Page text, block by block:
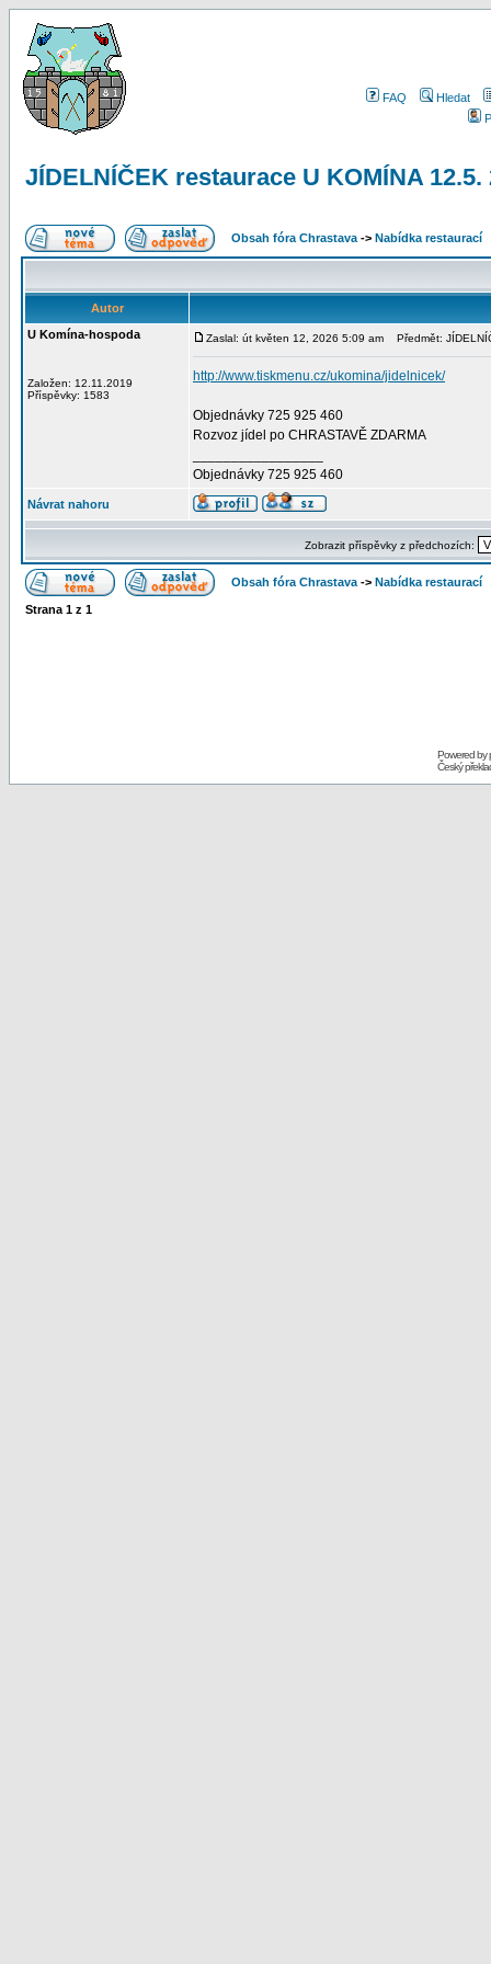
FAQ
Hledat
JÍDELNÍČEK restaurace U KOMÍNA 12.5.
Obsah fóra Chrastava -> Nabídka restaurací
Autor
U Komína-hospoda
Založen: 12.11.2019
Příspěvky: 1583
Zaslal: út květen 12, 2026 5:09 am Předmět:
http://www.tiskmenu.cz/ukomina/jidelnicek/
Objednávky 725 925 460
Rozvoz jídel po CHRASTAVĚ ZDARMA
Objednávky 725 925 460
Návrat nahoru
Zobrazit příspěvky z předchozích:
Obsah fóra Chrastava -> Nabídka restaurací
Strana 1 z 1
Powered by
Český